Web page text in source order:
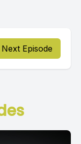
Next Episode